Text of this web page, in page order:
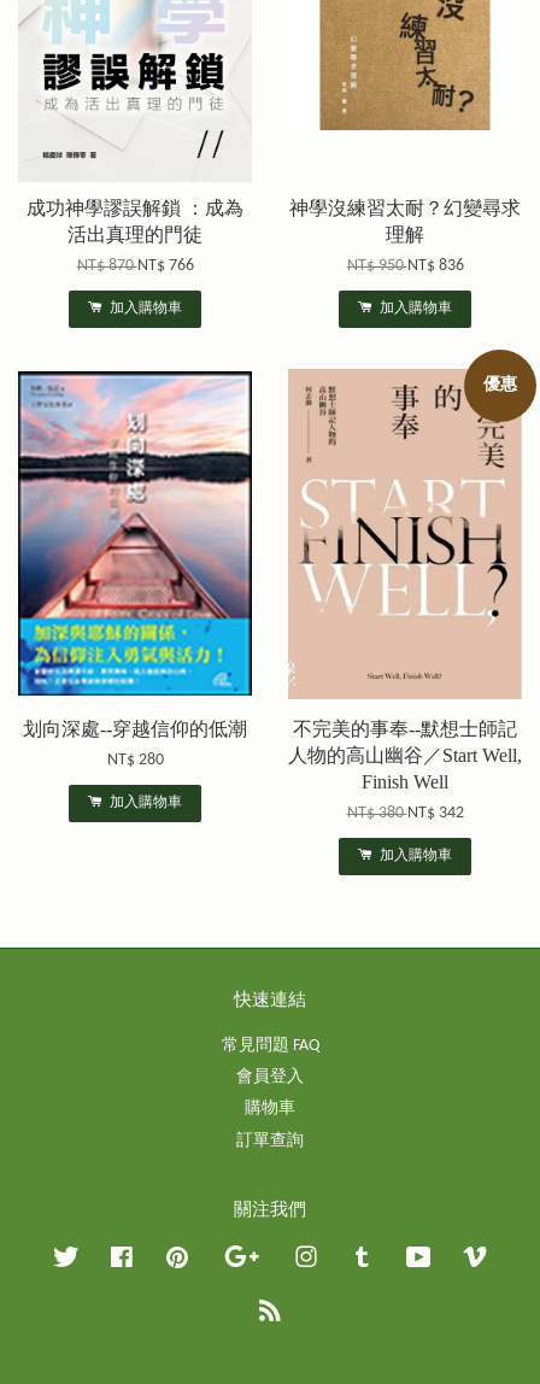
成功神學謬誤解鎖 ：成為
活出真理的門徒
NT$ 870NT$ 766
加入購物車
神學沒練習太耐？幻變尋求
理解
NT$ 950NT$ 836
加入購物車
划向深處--穿越信仰的低潮
NT$ 280
加入購物車
優惠
不完美的事奉--默想士師記
人物的高山幽谷／Start Well,
Finish Well
NT$ 380NT$ 342
加入購物車
快速連結
常見問題 FAQ
會員登入
購物車
訂單查詢
關注我們
Twitter Facebook Pinterest Google InstagramTumblr YouTube